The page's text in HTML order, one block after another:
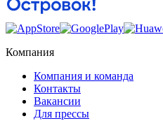
Компания
Компания и команда
Контакты
Вакансии
Для прессы